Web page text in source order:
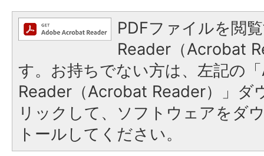
PDFファイルを閲
Reader（Acrobat
す。お持ちでない方は、左記の
Reader（Acrobat Reader）」ダ
リックして、ソフトウェアをダ
トールしてください。